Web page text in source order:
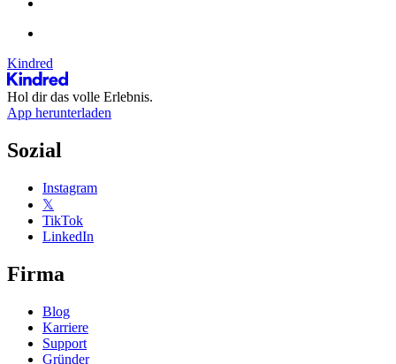
Kindred
Hol dir das volle Erlebnis.
App herunterladen
Sozial
Instagram
𝕏
TikTok
LinkedIn
Firma
Blog
Karriere
Support
Gründer